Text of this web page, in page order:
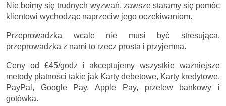
Nie boimy się trudnych wyzwań, zawsze staramy się pomóc
klientowi wychodząc naprzeciw jego oczekiwaniom.
Przeprowadzka wcale nie musi być stresująca,
przeprowadzka z nami to rzecz prosta i przyjemna.
Ceny od £45/godz i akceptujemy wszystkie ważniejsze
metody płatności takie jak Karty debetowe, Karty kredytowe,
PayPal, Google Pay, Apple Pay, przelew bankowy i
gotówka.